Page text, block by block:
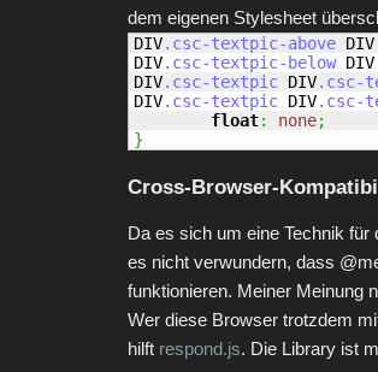
dem eigenen Stylesheet
DIV.csc-textpic-above
DIV.csc-textpic-below
DIV.csc-textpic DIV.csc-
DIV.csc-textpic DIV.csc-
float: none;
}
Cross-Browser-
Da es sich um eine Technik
es nicht verwundern, dass
funktionieren. Meiner Meinung
Wer diese Browser trotzdem
hilft respond.js. Die Library ist